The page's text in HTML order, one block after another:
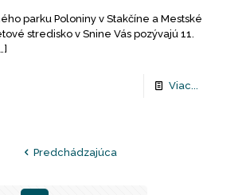
parku Poloniny v Stakčíne a Mestské
stredisko v Snine Vás pozývajú 11.
Viac...
Predchádzajúca